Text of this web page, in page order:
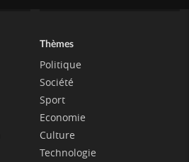
Thèmes
Politique
Société
Sport
Economie
Culture
Technologie